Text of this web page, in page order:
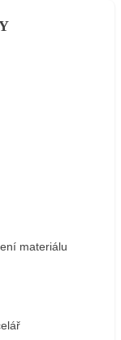
materiálu